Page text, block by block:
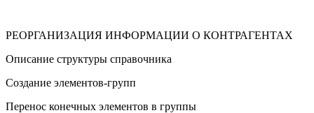
РЕОРГАНИЗАЦИЯ ИНФОРМАЦИИ О КОНТРАГЕНТАХ
Описание структуры справочника
Создание элементов-групп
Перенос конечных элементов в группы